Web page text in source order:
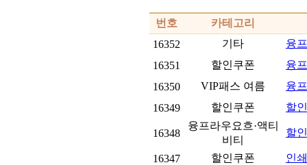
번호
카테고리
16352
기타
융
16351
할인쿠폰
융
16350
VIP패스 여름
융
16349
할인쿠폰 할
16348
융프라우요흐·액티
비티
할
16347 할인쿠폰 인